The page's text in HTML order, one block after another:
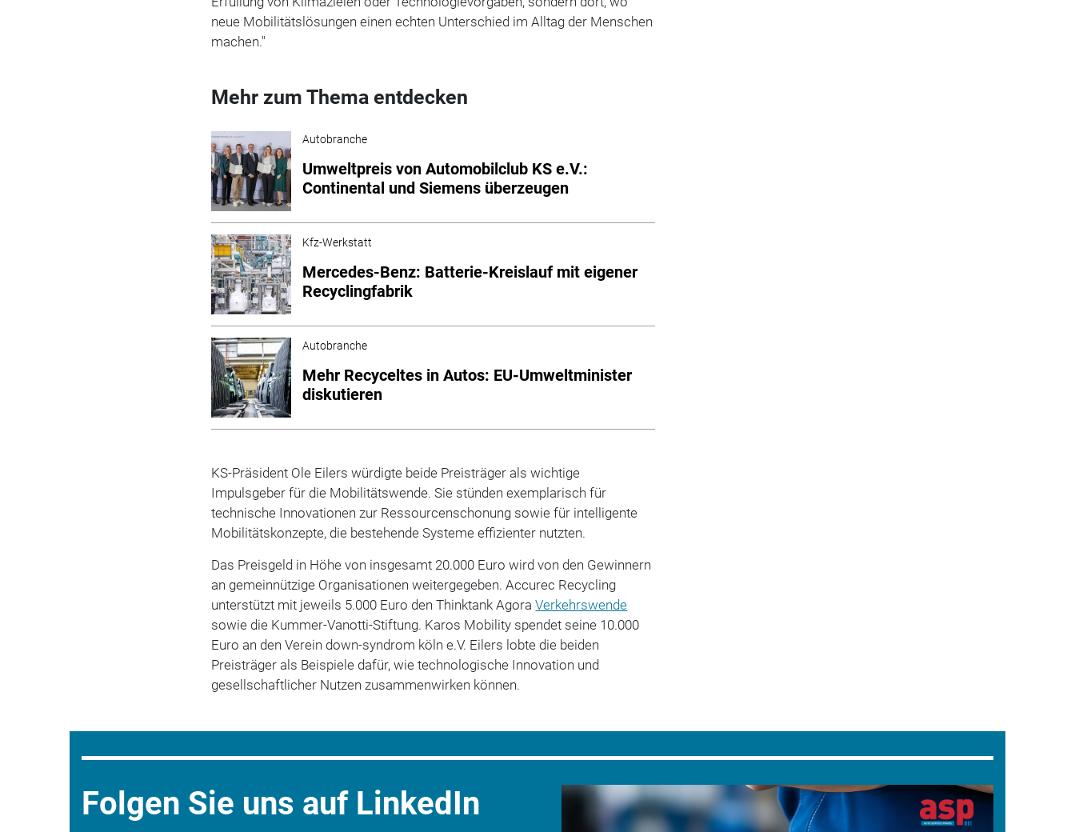
neue Mobilitätslösungen einen echten Unterschied im Alltag der Menschen
machen."
Mehr zum Thema entdecken
Autobranche
Umweltpreis von Automobilclub KS e.V.:
Continental und Siemens überzeugen
Kfz-Werkstatt
Mercedes-Benz: Batterie-Kreislauf mit eigener
Recyclingfabrik
Autobranche
Mehr Recyceltes in Autos: EU-Umweltminister
diskutieren
KS-Präsident Ole Eilers würdigte beide Preisträger als wichtige
Impulsgeber für die Mobilitätswende. Sie stünden exemplarisch für
technische Innovationen zur Ressourcenschonung sowie für intelligente
Mobilitätskonzepte, die bestehende Systeme effizienter nutzten.
Das Preisgeld in Höhe von insgesamt 20.000 Euro wird von den Gewinnern
an gemeinnützige Organisationen weitergegeben. Accurec Recycling
unterstützt mit jeweils 5.000 Euro den Thinktank AgoraVerkehrswende
sowie die Kummer-Vanotti-Stiftung. Karos Mobility spendet seine 10.000
Euro an den Verein down-syndrom köln e.V. Eilers lobte die beiden
Preisträger als Beispiele dafür, wie technologische Innovation und
gesellschaftlicher Nutzen zusammenwirken können.
Folgen Sie uns auf LinkedIn